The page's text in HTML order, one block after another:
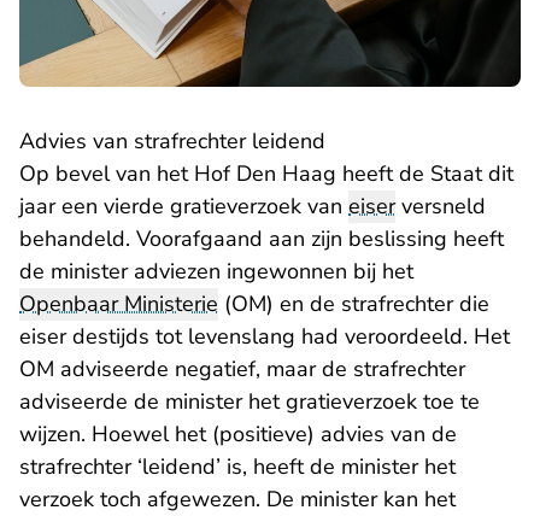
Advies van strafrechter leidend
Op bevel van het Hof Den Haag heeft de Staat dit
jaar een vierde gratieverzoek van eiserversneld
behandeld. Voorafgaand aan zijn beslissing heeft
de minister adviezen ingewonnen bij het
Openbaar Ministerie (OM) en de strafrechter die
eiser destijds tot levenslang had veroordeeld. Het
OM adviseerde negatief, maar de strafrechter
adviseerde de minister het gratieverzoek toe te
wijzen. Hoewel het (positieve) advies van de
strafrechter ‘leidend’ is, heeft de minister het
verzoek toch afgewezen. De minister kan het